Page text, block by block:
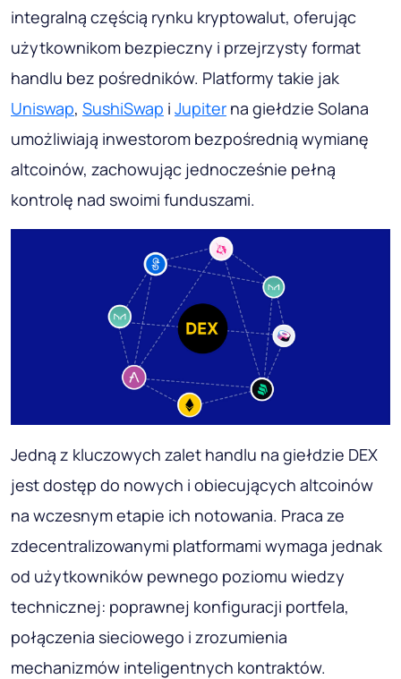
integralną częścią rynku kryptowalut, oferując
użytkownikom bezpieczny i przejrzysty format
handlu bez pośredników. Platformy takie jak
Uniswap, SushiSwap i Jupiter na giełdzie Solana
umożliwiają inwestorom bezpośrednią wymianę
altcoinów, zachowując jednocześnie pełną
kontrolę nad swoimi funduszami.
Jedną z kluczowych zalet handlu na giełdzie DEX
jest dostęp do nowych i obiecujących altcoinów
na wczesnym etapie ich notowania. Praca ze
zdecentralizowanymi platformami wymaga jednak
od użytkowników pewnego poziomu wiedzy
technicznej: poprawnej konfiguracji portfela,
połączenia sieciowego i zrozumienia
mechanizmów inteligentnych kontraktów.